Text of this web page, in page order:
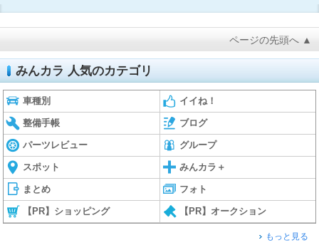
ページの先頭へ ▲
みんカラ 人気のカテゴリ
車種別 イイね！
整備手帳 ブログ
パーツレビュー グループ
スポット みんカラ＋
まとめ フォト
【PR】ショッピング 【PR】オークション
もっと見る